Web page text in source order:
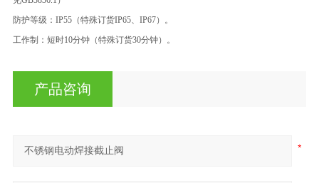
防护等级：IP55（特殊订货IP65、IP67）。
工作制：短时10分钟（特殊订货30分钟）。
产品咨询